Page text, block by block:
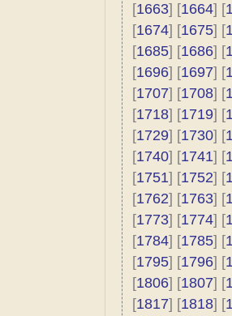
[1663] [1664] [
[1674] [1675] [
[1685] [1686] [
[1696] [1697] [
[1707] [1708] [
[1718] [1719] [
[1729] [1730] [
[1740] [1741] [
[1751] [1752] [
[1762] [1763] [
[1773] [1774] [
[1784] [1785] [
[1795] [1796] [
[1806] [1807] [
[1817] [1818] [